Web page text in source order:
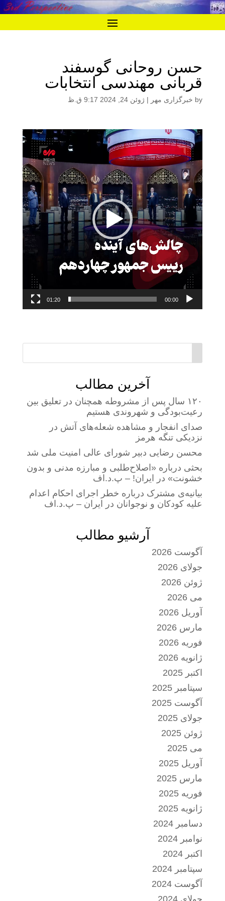
حسن روحانی گوسفند
قربانی مهندسی انتخابات
by خبرگزاری مهر | ژوئن 24, 2024 9:17 ق.ظ
نمایشگر
ویدیو
00:00
01:20
آخرین مطالب
۱۲۰ سال پس از مشروطه همچنان در تعلیق بین
رعیت‌بودگی و شهروندی هستیم
صدای انفجار و مشاهده شعله‌های آتش در
نزدیکی تنگه هرمز
محسن رضایی دبیر شورای عالی امنیت ملی شد
بحثی درباره «اصلاح‌طلبی و مبارزه مدنی و بدون
خشونت» در ایران! – پ.د.اف
بیانیه‌ی مشترک درباره خطر اجرای احکام اعدام
علیه کودکان و نوجوانان در ایران – پ.د.اف
آرشیو مطالب
آگوست 2026
جولای 2026
ژوئن 2026
می 2026
آوریل 2026
مارس 2026
فوریه 2026
ژانویه 2026
اکتبر 2025
سپتامبر 2025
آگوست 2025
جولای 2025
ژوئن 2025
می 2025
آوریل 2025
مارس 2025
فوریه 2025
ژانویه 2025
دسامبر 2024
نوامبر 2024
اکتبر 2024
سپتامبر 2024
آگوست 2024